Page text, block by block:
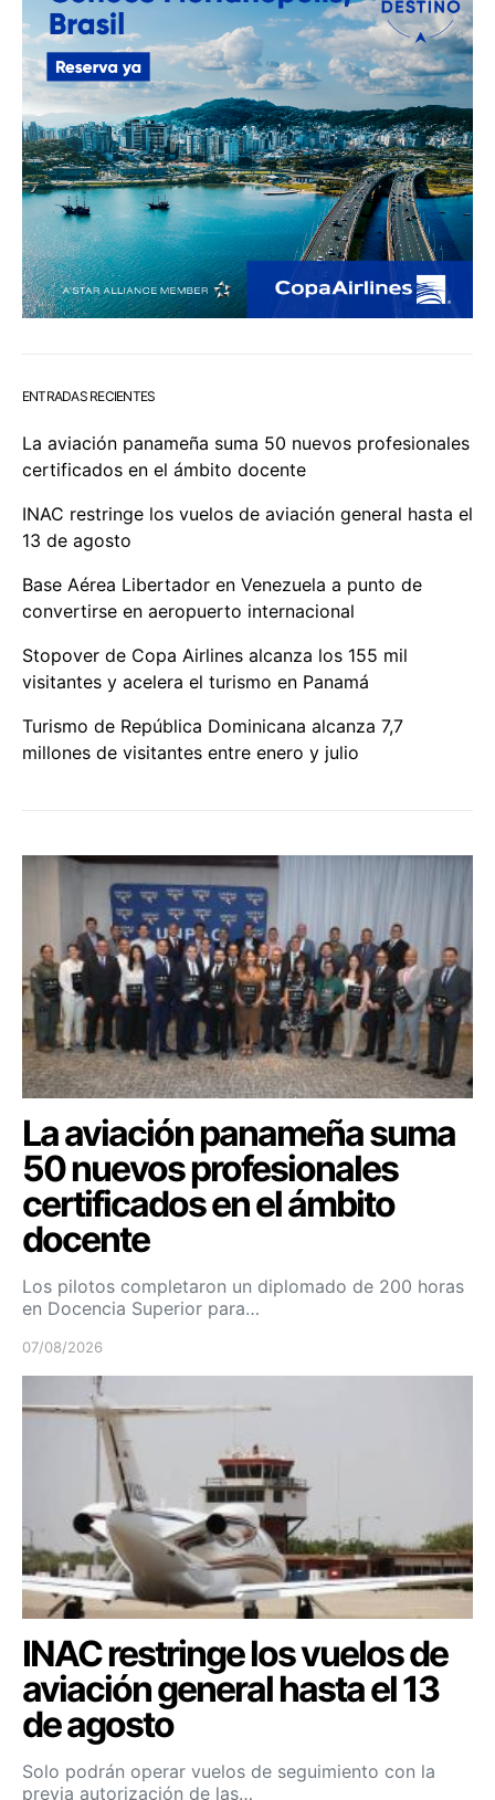
ENTRADAS RECIENTES
La aviación panameña suma 50 nuevos profesionales
certificados en el ámbito docente
INAC restringe los vuelos de aviación general hasta el
13 de agosto
Base Aérea Libertador en Venezuela a punto de
convertirse en aeropuerto internacional
Stopover de Copa Airlines alcanza los 155 mil
visitantes y acelera el turismo en Panamá
Turismo de República Dominicana alcanza 7,7
millones de visitantes entre enero y julio
La aviación panameña suma
50 nuevos profesionales
certificados en el ámbito
docente
Los pilotos completaron un diplomado de 200 horas
en Docencia Superior para…
07/08/2026
INAC restringe los vuelos de
aviación general hasta el 13
de agosto
Solo podrán operar vuelos de seguimiento con la
previa autorización de las…